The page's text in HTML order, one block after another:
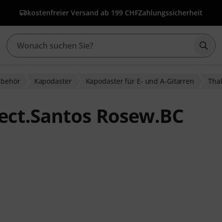
kostenfreier Versand ab 199 CHFZahlungssicherheit
Kapodaster Kapodaster für E- und A-Gitarren
Rosew.BC